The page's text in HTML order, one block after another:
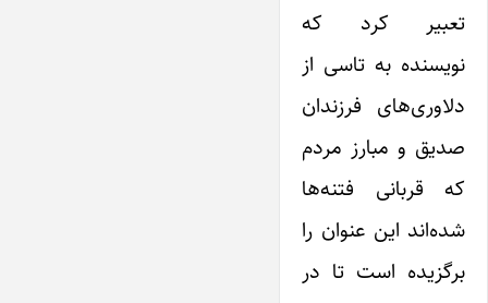
تعبیر کرد که
نویسنده به تاسی از
دلاوری‌های فرزندان
صدیق و مبارز‌ مردم
که قربانی فتنه‌ها
شده‌اند این عنوان را
برگزیده است تا در